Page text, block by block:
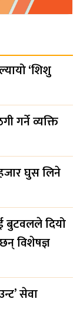
‘शिशु
गर्ने व्यक्ति
घुस लिने
बुटवलले दियो
विशेषज्ञ
सेवा